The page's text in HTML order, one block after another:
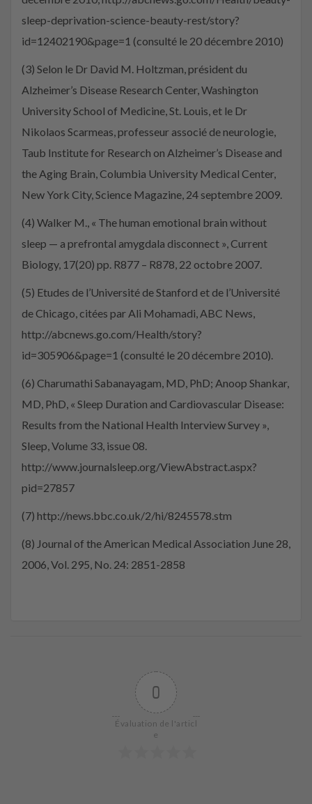
sleep-deprivation-science-beauty-rest/story?
id=12402190&page=1 (consulté le 20 décembre 2010)
(3) Selon le Dr David M. Holtzman, président du
Alzheimer’s Disease Research Center, Washington
University School of Medicine, St. Louis, et le Dr
Nikolaos Scarmeas, professeur associé de neurologie,
Taub Institute for Research on Alzheimer’s Disease and
the Aging Brain, Columbia University Medical Center,
New York City, Science Magazine, 24 septembre 2009.
(4) Walker M., « The human emotional brain without
sleep — a prefrontal amygdala disconnect », Current
Biology, 17(20) pp. R877 – R878, 22 octobre 2007.
(5) Etudes de l’Université de Stanford et de l’Université
de Chicago, citées par Ali Mohamadi, ABC News,
http://abcnews.go.com/Health/story?
id=305906&page=1 (consulté le 20 décembre 2010).
(6) Charumathi Sabanayagam, MD, PhD; Anoop Shankar,
MD, PhD, « Sleep Duration and Cardiovascular Disease:
Results from the National Health Interview Survey »,
Sleep, Volume 33, issue 08.
http://www.journalsleep.org/ViewAbstract.aspx?
pid=27857
(7) http://news.bbc.co.uk/2/hi/8245578.stm
(8) Journal of the American Medical Association June 28,
2006, Vol. 295, No. 24: 2851-2858
0
Évaluation de l'articl
e